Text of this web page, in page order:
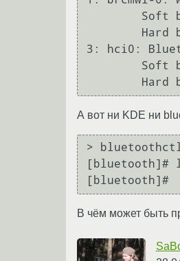
3: hci0:
А вот ни KDE ни
>
[bluetooth]#
В чём может быть